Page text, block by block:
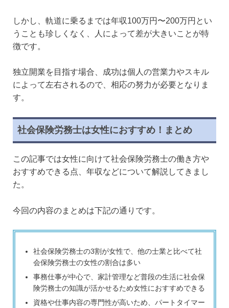
しかし、軌道に乗るまでは年収100万円〜200万円とい
うことも珍しくなく、人によって差が大きいことが特
徴です。
独立開業を目指す場合、成功は個人の営業力やスキル
によって左右されるので、相応の努力が必要となりま
す。
社会保険労務士は女性におすすめ！まとめ
この記事では女性に向けて社会保険労務士の働き方や
おすすめできる点、年収などについて解説してきまし
た。
今回の内容のまとめは下記の通りです。
社会保険労務士の3割が女性で、他の士業と比べて社
会保険労務士の女性の割合は多い
事務仕事が中心で、家計管理など普段の生活に社会保
険労務士の知識が活かせるため女性におすすめできる
資格や仕事内容の専門性が高いため、パートタイマー